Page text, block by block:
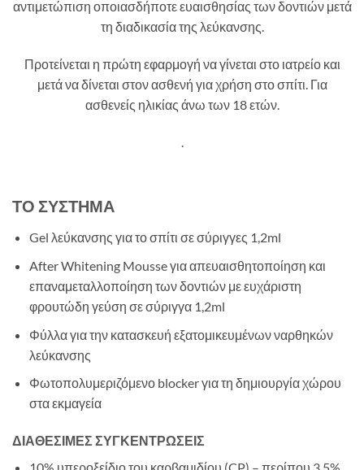
αντιμετώπιση οποιασδήποτε ευαισθησίας των δοντιών μετά
τη διαδικασία της λεύκανσης.
Προτείνεται η πρώτη εφαρμογή να γίνεται στο ιατρείο και
μετά να δίνεται στον ασθενή για χρήση στο σπίτι. Για
ασθενείς ηλικίας άνω των 18 ετών.
ΤΟ ΣΥΣΤΗΜΑ
Gel λεύκανσης για το σπίτι σε σύριγγες 1,2ml
After Whitening Mousse για απευαισθητοποίηση και
επαναμεταλλοποίηση των δοντιών με ευχάριστη
φρουτώδη γεύση σε σύριγγα 1,2ml
Φύλλα για την κατασκευή εξατομικευμένων ναρθηκών
λεύκανσης
Φωτοπολυμεριζόμενο blocker για τη δημιουργία χώρου
στα εκμαγεία
ΔΙΑΘΕΣΙΜΕΣ ΣΥΓΚΕΝΤΡΩΣΕΙΣ